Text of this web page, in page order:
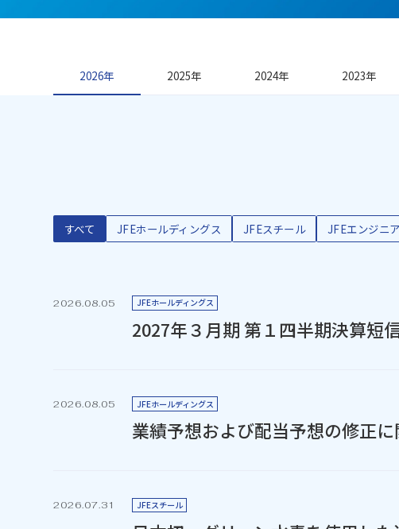
2026年 2025年 2024年 2023年
すべて JFEホールディングス JFEスチール JFEエンジニ
2026.08.05 JFEホールディングス
2027年３月期 第１四半期決算短
2026.08.05 JFEホールディングス
業績予想および配当予想の修正
2026.07.31 JFEスチール